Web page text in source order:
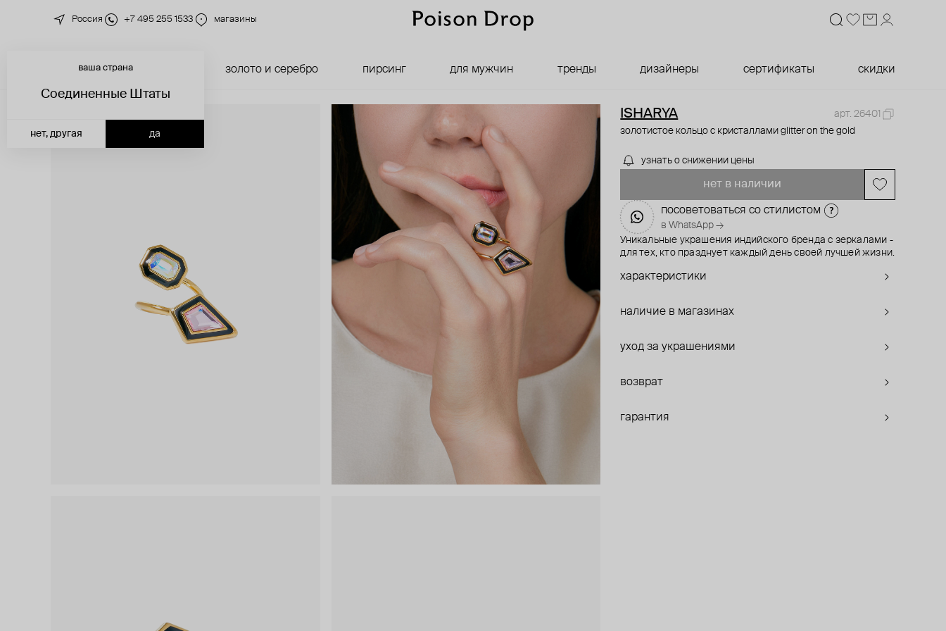
Россия +7 495 255 1533 магазины
новинки золото и серебро пирсинг для мужчин тренды дизайнеры сертификаты скидки
ваша страна
Соединенные Штаты
да
нет, другая
ISHARYA
арт. 26401
золотистое кольцо с кристаллами glitter on the gold
узнать о снижении цены
нет в наличии
посоветоваться со стилистом
в WhatsApp →
Уникальные украшения индийского бренда с зеркалами -
для тех, кто празднует каждый день своей лучшей жизни.
характеристики
наличие в магазинах
уход за украшениями
возврат
гарантия